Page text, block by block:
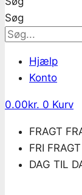
Søg
Hjælp
Konto
0.00kr. 0 Kurv
FRAGT
FRI
DAG TIL